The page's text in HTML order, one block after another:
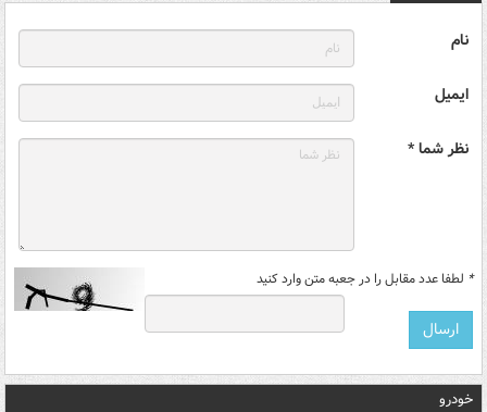
نام
ایمیل
نظر شما *
* لطفا عدد مقابل را در جعبه متن وارد کنید
خودرو